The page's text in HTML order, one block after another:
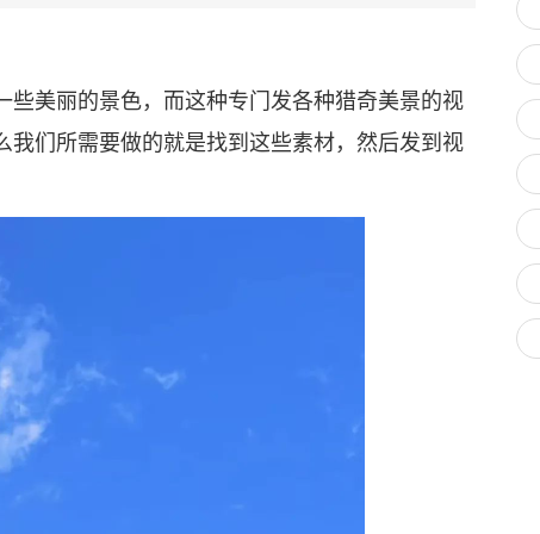
丽的景色，而这种专门发各种猎奇美景的视
们所需要做的就是找到这些素材，然后发到视